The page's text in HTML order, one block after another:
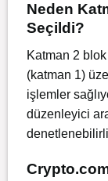
Neden
Seçildi?
Katman 2
(katman 1)
işlemler
düzenleyici